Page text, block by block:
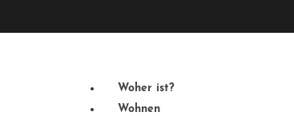
Woher ist?
Wohnen